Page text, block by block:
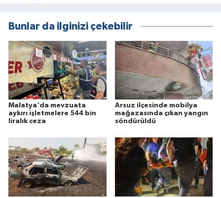
Bunlar da ilginizi çekebilir
Malatya'da mevzuata
aykırı işletmelere 544 bin
liralık ceza
Arsuz ilçesinde mobilya
mağazasında çıkan yangın
söndürüldü